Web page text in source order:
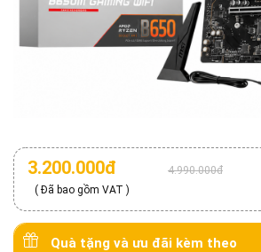
3.200.000đ
( Đã bao gồm VAT )
4.990.000đ
Quà tặng và ưu đãi kèm theo